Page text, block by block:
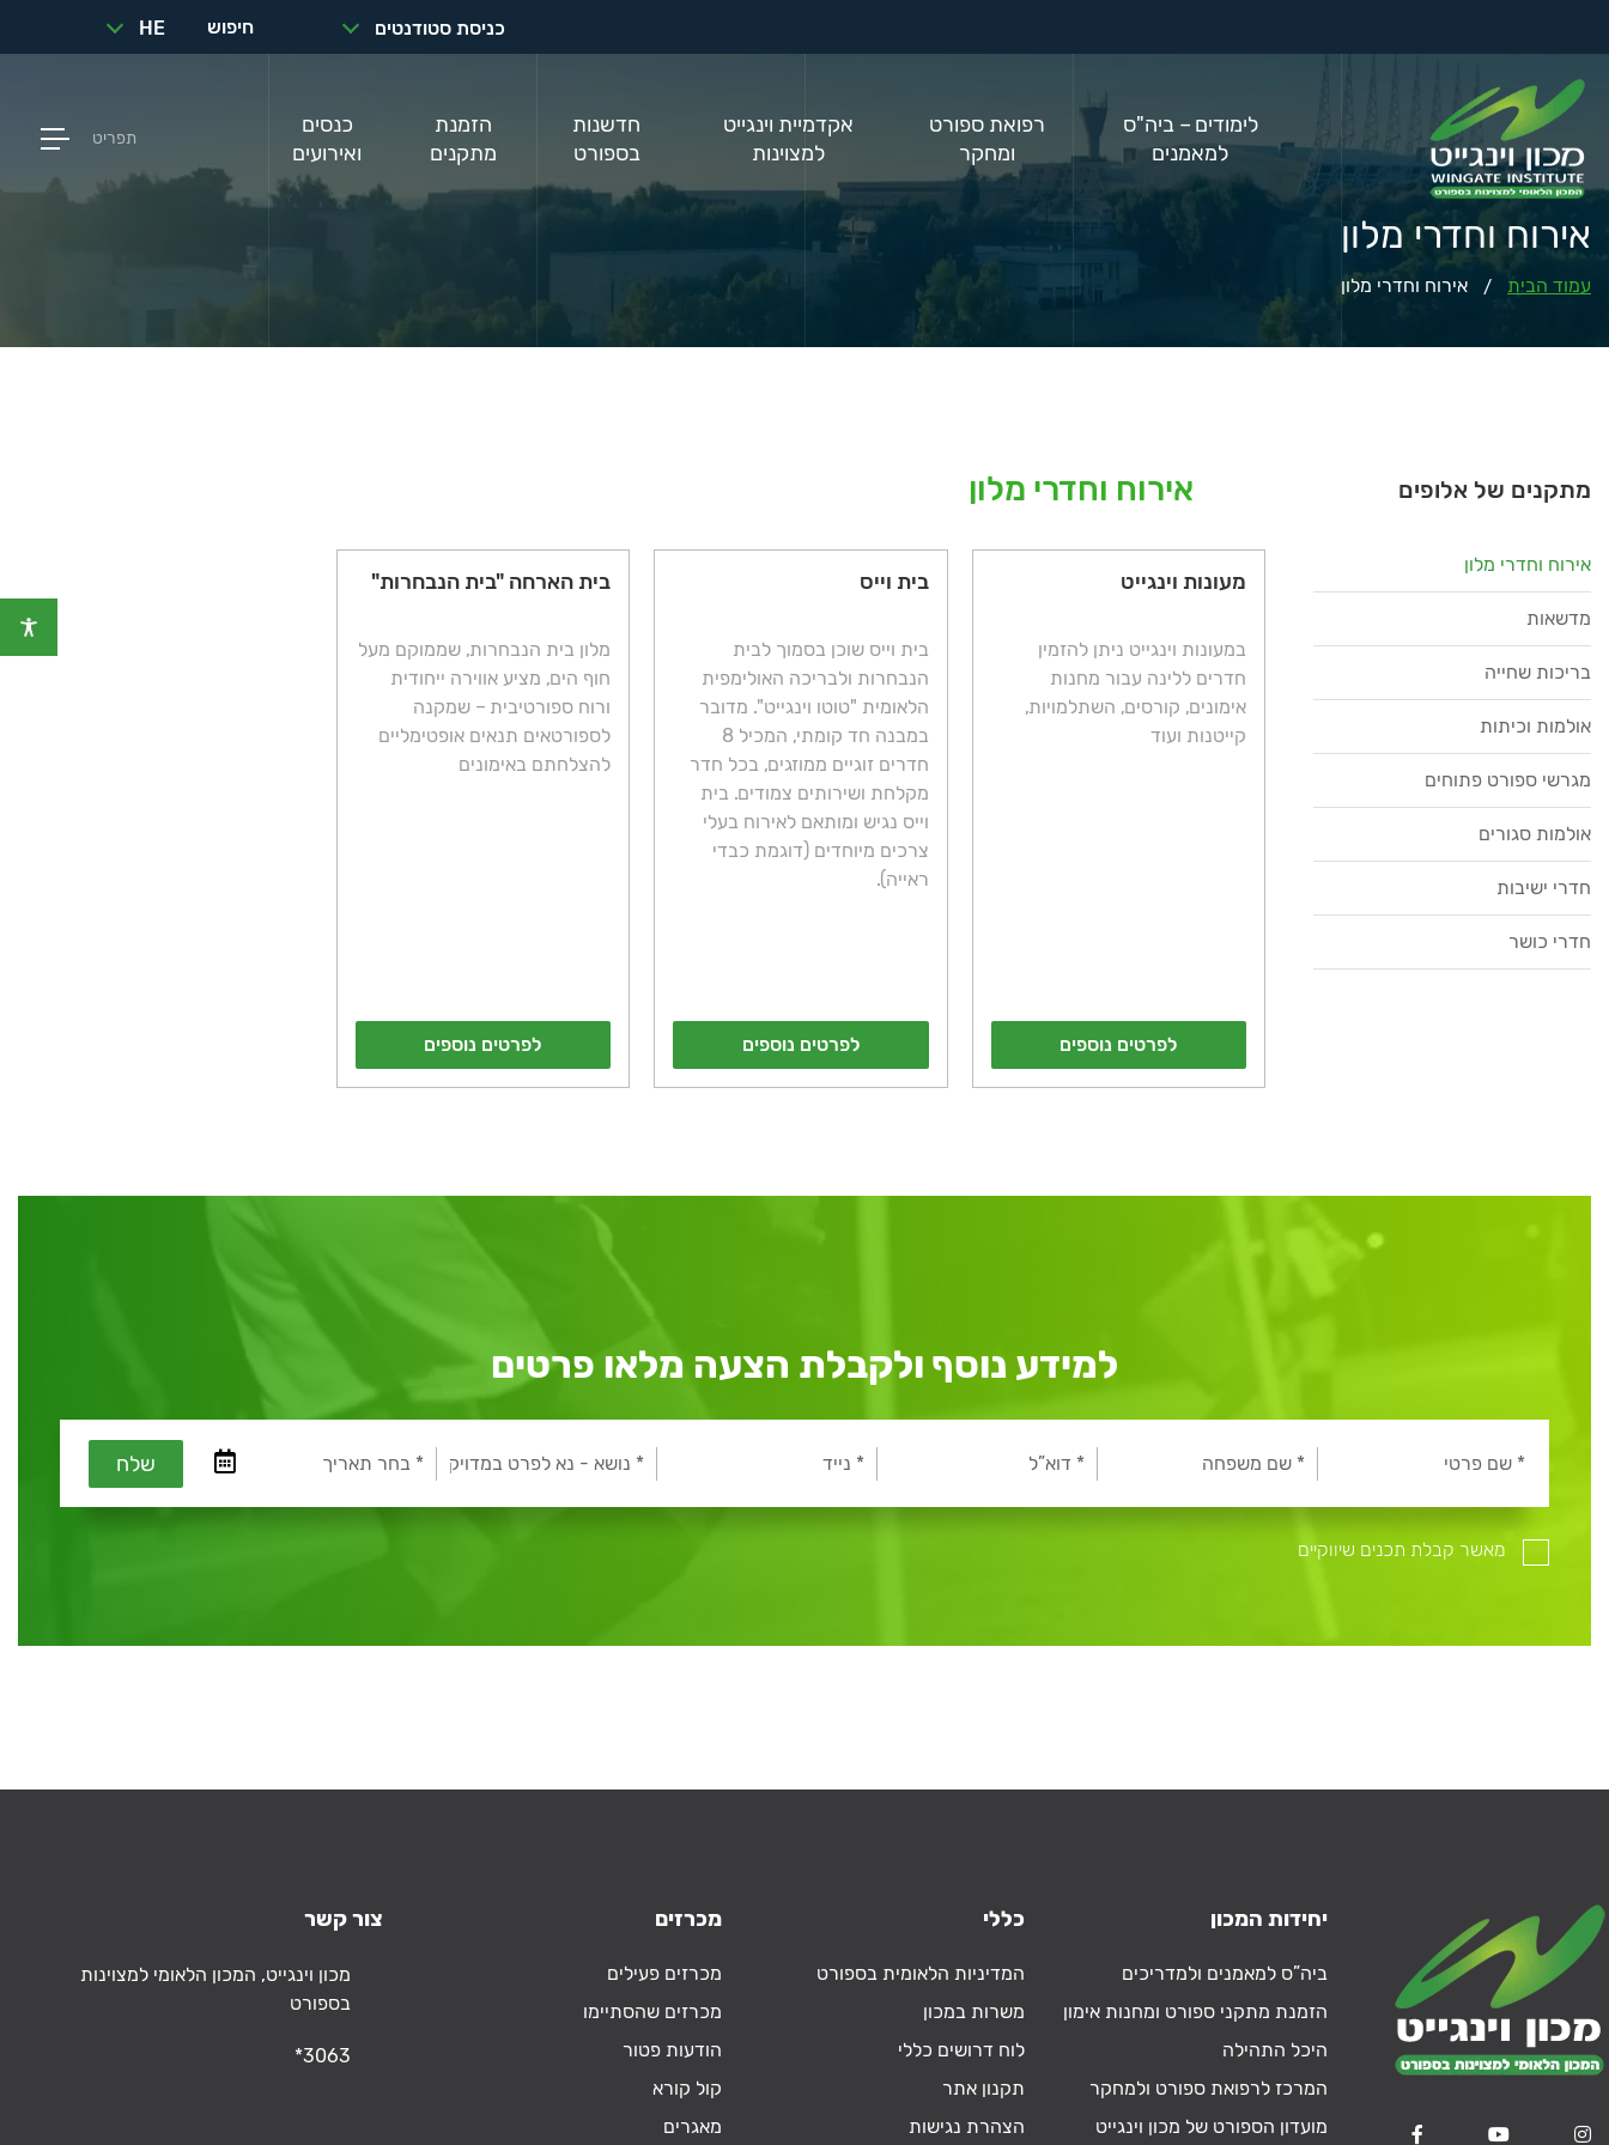
אירוח וחדרי מלון
עמוד הבית / אירוח וחדרי מלון
כניסת סטודנטים חיפוש HE
לימודים – ביה"ס
למאמנים
רפואת ספורט
ומחקר
אקדמיית וינגייט
למצוינות
חדשנות
בספורט
הזמנת
מתקנים
כנסים
ואירועים
תפריט
מתקנים של אלופים
אירוח וחדרי מלון
מדשאות
בריכות שחייה
אולמות וכיתות
מגרשי ספורט פתוחים
אולמות סגורים
חדרי ישיבות
חדרי כושר
אירוח וחדרי מלון
מעונות וינגייט
במעונות וינגייט ניתן להזמין
חדרים ללינה עבור מחנות
אימונים, קורסים, השתלמויות,
קייטנות ועוד
לפרטים נוספים
בית וייס
בית וייס שוכן בסמוך לבית
הנבחרות ולבריכה האולימפית
הלאומית "טוטו וינגייט". מדובר
במבנה חד קומתי, המכיל 8
חדרים זוגיים ממוזגים, בכל חדר
מקלחת ושירותים צמודים. בית
וייס נגיש ומותאם לאירוח בעלי
צרכים מיוחדים (דוגמת כבדי
ראייה).
לפרטים נוספים
בית הארחה "בית הנבחרות"
מלון בית הנבחרות, שממוקם מעל
חוף הים, מציע אווירה ייחודית
ורוח ספורטיבית – שמקנה
לספורטאים תנאים אופטימליים
להצלחתם באימונים
לפרטים נוספים
למידע נוסף ולקבלת הצעה מלאו פרטים
שלח
מאשר קבלת תכנים שיווקיים
יחידות המכון
ביה”ס למאמנים ולמדריכים
הזמנת מתקני ספורט ומחנות אימון
היכל התהילה
המרכז לרפואת ספורט ולמחקר
מועדון הספורט של מכון וינגייט
כללי
המדיניות הלאומית בספורט
משרות במכון
לוח דרושים כללי
תקנון אתר
הצהרת נגישות
מכרזים
מכרזים פעילים
מכרזים שהסתיימו
הודעות פטור
קול קורא
מאגרים
צור קשר
כתובת
מכון וינגייט, המכון הלאומי למצוינות
בספורט
*3063